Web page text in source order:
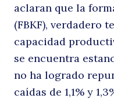
aclaran que la
(FBKF), verdadero
capacidad
se encuentra
no ha logrado
caídas de 1,1% y